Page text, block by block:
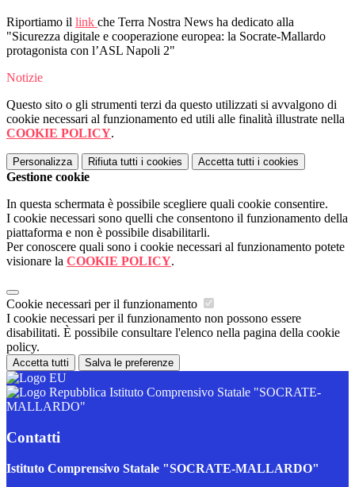
Riportiamo il link che Terra Nostra News ha dedicato alla
"Sicurezza digitale e cooperazione europea: la Socrate-Mallardo
protagonista con l’ASL Napoli 2"
Notizie
Questo sito o gli strumenti terzi da questo utilizzati si avvalgono di
cookie necessari al funzionamento ed utili alle finalità illustrate nella
COOKIE POLICY.
Personalizza Rifiuta tutti i cookies Accetta tutti i cookies
Gestione cookie
In questa schermata è possibile scegliere quali cookie consentire.
I cookie necessari sono quelli che consentono il funzionamento della
piattaforma e non è possibile disabilitarli.
Per conoscere quali sono i cookie necessari al funzionamento potete
visionare la COOKIE POLICY.
Cookie necessari per il funzionamento
I cookie necessari per il funzionamento non possono essere
disabilitati. È possibile consultare l'elenco nella pagina della cookie
policy.
Accetta tutti Salva le preferenze
Istituto Comprensivo Statale "SOCRATE-
MALLARDO"
Contatti
Istituto Comprensivo Statale "SOCRATE-MALLARDO"